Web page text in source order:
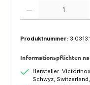
Produktnummer:
Informationspflichten
Hersteller:
Schwyz,